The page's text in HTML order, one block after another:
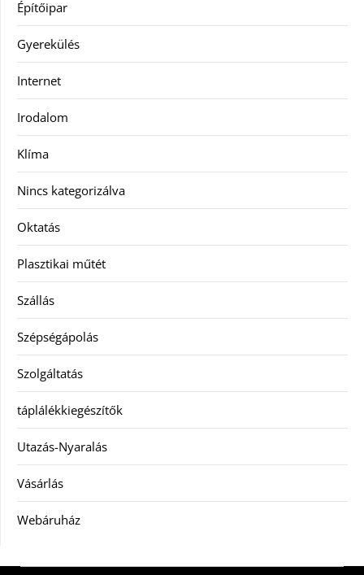
Építőipar
Gyerekülés
Internet
Irodalom
Klíma
Nincs kategorizálva
Oktatás
Plasztikai műtét
Szállás
Szépségápolás
Szolgáltatás
táplálékkiegészítők
Utazás-Nyaralás
Vásárlás
Webáruház